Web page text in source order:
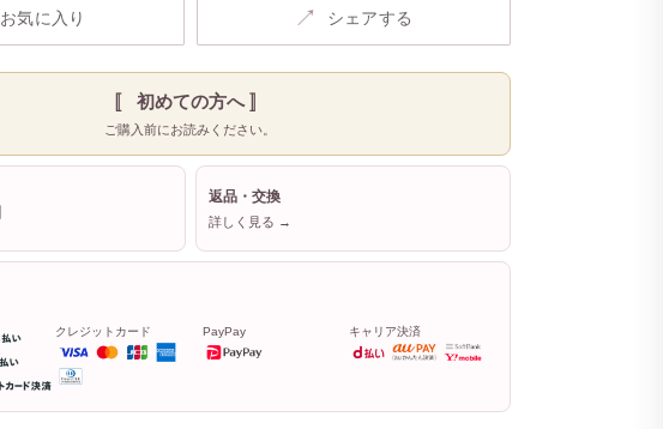
お気に入り ↗ シェアする
〚 初めての方へ 〛
ご購入前にお読みください。
返品・交換
詳しく見る →
クレジットカード
PayPay キャリア決済